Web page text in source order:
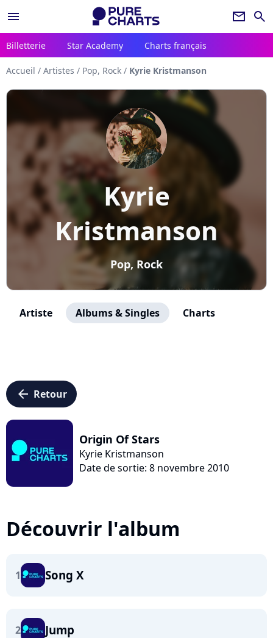
menu newsletter search
Billetterie Star Academy Charts français
Accueil / Artistes / Pop, Rock / Kyrie Kristmanson
Kyrie
Kristmanson
Pop, Rock
Artiste Albums & Singles Charts
arrow_left Retour
Origin Of Stars
Kyrie Kristmanson
Date de sortie: 8 novembre 2010
Découvrir l'album
1 Song X
2 Jump